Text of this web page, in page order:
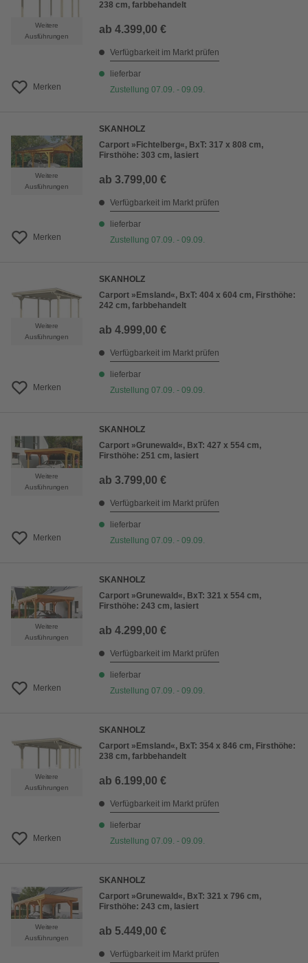
Weitere
Ausführungen
Merken
238 cm, farbbehandelt
ab 4.399,00 €
Verfügbarkeit im Markt prüfen
lieferbar
Zustellung 07.09. - 09.09.
Weitere
Ausführungen
Merken
SKANHOLZ
Carport »Fichtelberg«, BxT: 317 x 808 cm,
Firsthöhe: 303 cm, lasiert
ab 3.799,00 €
Verfügbarkeit im Markt prüfen
lieferbar
Zustellung 07.09. - 09.09.
Weitere
Ausführungen
Merken
SKANHOLZ
Carport »Emsland«, BxT: 404 x 604 cm, Firsthöhe:
242 cm, farbbehandelt
ab 4.999,00 €
Verfügbarkeit im Markt prüfen
lieferbar
Zustellung 07.09. - 09.09.
Weitere
Ausführungen
Merken
SKANHOLZ
Carport »Grunewald«, BxT: 427 x 554 cm,
Firsthöhe: 251 cm, lasiert
ab 3.799,00 €
Verfügbarkeit im Markt prüfen
lieferbar
Zustellung 07.09. - 09.09.
Weitere
Ausführungen
Merken
SKANHOLZ
Carport »Grunewald«, BxT: 321 x 554 cm,
Firsthöhe: 243 cm, lasiert
ab 4.299,00 €
Verfügbarkeit im Markt prüfen
lieferbar
Zustellung 07.09. - 09.09.
Weitere
Ausführungen
Merken
SKANHOLZ
Carport »Emsland«, BxT: 354 x 846 cm, Firsthöhe:
238 cm, farbbehandelt
ab 6.199,00 €
Verfügbarkeit im Markt prüfen
lieferbar
Zustellung 07.09. - 09.09.
Weitere
Ausführungen
SKANHOLZ
Carport »Grunewald«, BxT: 321 x 796 cm,
Firsthöhe: 243 cm, lasiert
ab 5.449,00 €
Verfügbarkeit im Markt prüfen